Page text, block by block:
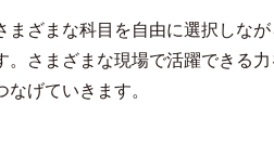
ざまな科目を自由に選択しな
さまざまな現場で活躍できる
げていきます。